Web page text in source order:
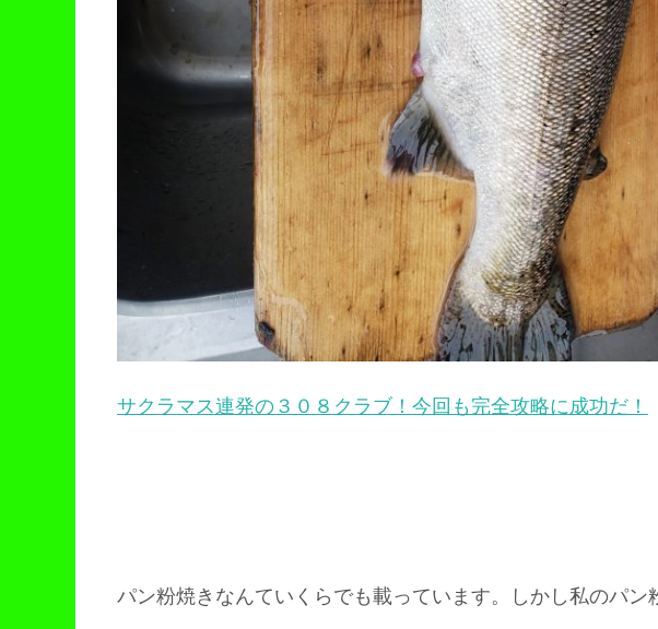
サクラマス連発の３０８クラブ！今回も完全攻略に成功だ！
パン粉焼きなんていくらでも載っています。しかし私のパン